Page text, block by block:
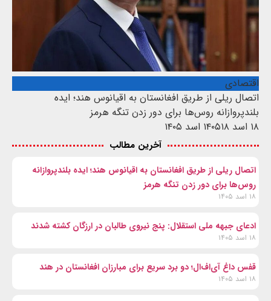
اقتصادی
اتصال ریلی از طریق افغانستان به اقیانوس هند؛ ایده
بلندپروازانه روس‌ها برای دور زدن تنگه هرمز
۱۸ اسد ۱۴۰۵
۱۸ اسد ۱۴۰۵
آخرین مطالب
اتصال ریلی از طریق افغانستان به اقیانوس هند؛ ایده بلندپروازانه
روس‌ها برای دور زدن تنگه هرمز
۱۸ اسد ۱۴۰۵
ادعای جبهه ملی استقلال: پنج نیروی طالبان در ارزگان کشته شدند
۱۸ اسد ۱۴۰۵
قفس داغ آی‌اف‌ال؛ دو برد سریع برای مبارزان افغانستان در هند
۱۸ اسد ۱۴۰۵